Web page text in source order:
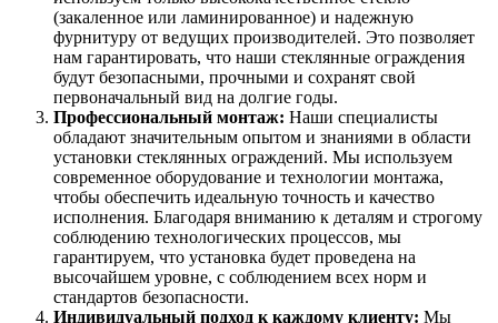
(закаленное или ламинированное) и надежную
фурнитуру от ведущих производителей. Это позволяет
нам гарантировать, что наши стеклянные ограждения
будут безопасными, прочными и сохранят свой
первоначальный вид на долгие годы.
Профессиональный монтаж: Наши специалисты
обладают значительным опытом и знаниями в области
установки стеклянных ограждений. Мы используем
современное оборудование и технологии монтажа,
чтобы обеспечить идеальную точность и качество
исполнения. Благодаря вниманию к деталям и строгому
соблюдению технологических процессов, мы
гарантируем, что установка будет проведена на
высочайшем уровне, с соблюдением всех норм и
стандартов безопасности.
Индивидуальный подход к каждому клиенту: Мы